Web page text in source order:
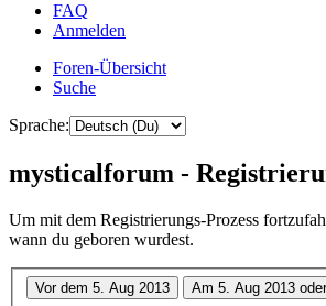
FAQ
Anmelden
Foren-Übersicht
Suche
Sprache:
mysticalforum -
Um mit dem Registrierungs-Prozess
wann du geboren wurdest.